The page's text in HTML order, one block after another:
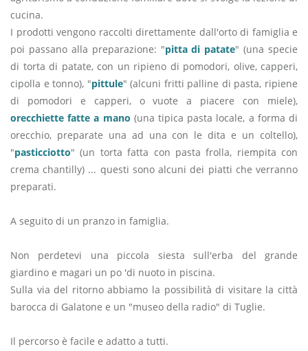
cucina.
I prodotti vengono raccolti direttamente dall'orto di famiglia e
poi passano alla preparazione: "pitta di patate" (una specie
di torta di patate, con un ripieno di pomodori, olive, capperi,
cipolla e tonno), "pittule" (alcuni fritti palline di pasta, ripiene
di pomodori e capperi, o vuote a piacere con miele),
orecchiette fatte a mano (una tipica pasta locale, a forma di
orecchio, preparate una ad una con le dita e un coltello),
"pasticciotto" (un torta fatta con pasta frolla, riempita con
crema chantilly) ... questi sono alcuni dei piatti che verranno
preparati.
A seguito di un pranzo in famiglia.
Non perdetevi una piccola siesta sull'erba del grande
giardino e magari un po 'di nuoto in piscina.
Sulla via del ritorno abbiamo la possibilità di visitare la città
barocca di Galatone e un "museo della radio" di Tuglie.
Il percorso è facile e adatto a tutti.